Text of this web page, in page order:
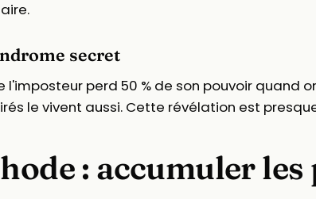
secret
l'imposteur perd 50 % de son pouvoir quand
le vivent aussi. Cette révélation est
: accumuler